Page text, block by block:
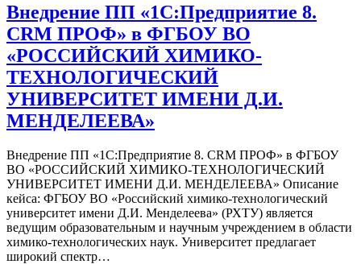
Внедрение ПП «1С:Предприятие 8.
CRM ПРОФ» в ФГБОУ ВО
«РОССИЙСКИЙ ХИМИКО-
ТЕХНОЛОГИЧЕСКИЙ
УНИВЕРСИТЕТ ИМЕНИ Д.И.
МЕНДЕЛЕЕВА»
Внедрение ПП «1С:Предприятие 8. CRM ПРОФ» в ФГБОУ
ВО «РОССИЙСКИЙ ХИМИКО-ТЕХНОЛОГИЧЕСКИЙ
УНИВЕРСИТЕТ ИМЕНИ Д.И. МЕНДЕЛЕЕВА» Описание
кейса: ФГБОУ ВО «Российский химико-технологический
университет имени Д.И. Менделеева» (РХТУ) является
ведущим образовательным и научным учреждением в области
химико-технологических наук. Университет предлагает
широкий спектр…